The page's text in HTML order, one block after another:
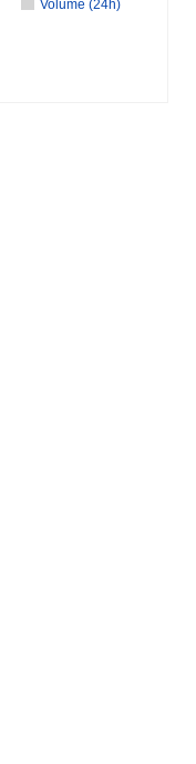
Volume (24h)